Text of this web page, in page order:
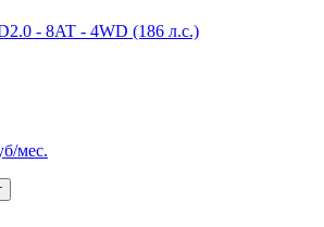
- 8AT - 4WD (186 л.с.)
мес.